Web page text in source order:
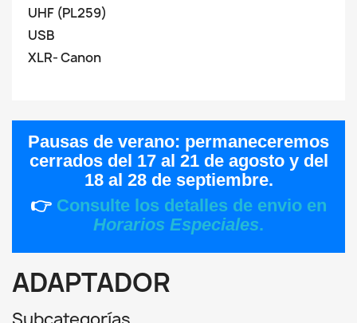
UHF (PL259)
USB
XLR- Canon
Pausas de verano: permaneceremos
cerrados del 17 al 21 de agostoy del
18 al 28 de septiembre.
👉 Consulte los detalles de envio en
Horarios Especiales.
ADAPTADOR